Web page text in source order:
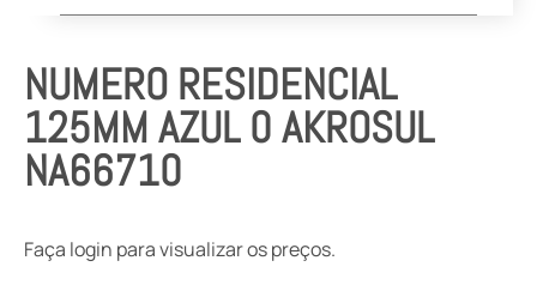
NUMERO RESIDENCIAL
125MM AZUL 0 AKROSUL
NA66710
Faça login para visualizar os preços.